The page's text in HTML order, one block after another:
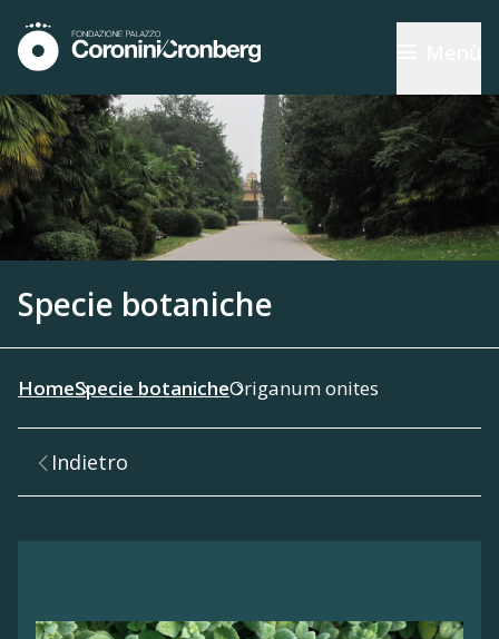
Specie botaniche
HomeSpecie botanicheOriganum onites
Indietro